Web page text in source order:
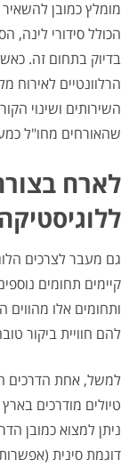
מומלץ כמובן
הכולל סידורי לינה,
בדיוק בתחום זה.
הרלוונטיים לאירוח
השירותים ושינוי
שהאורחים מחו"ל
לארח
ללוגיסטיקה
גם מעבר לצרכים
קיימים תחומים
ותחומים אלו
להם חוויית ביקור
למשל, אחת הדרכים
טיולים מודרכים
ניתן למצוא כמובן
דוגמת סינית